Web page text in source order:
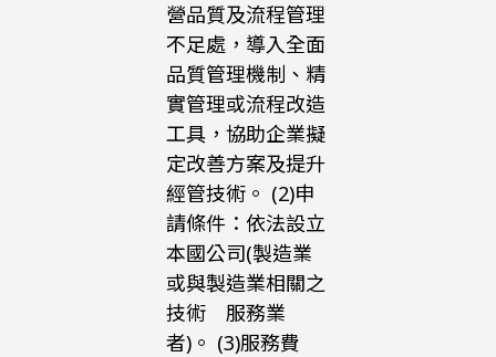
營品質及流程管理
不足處，導入全面
品質管理機制、精
實管理或流程改造
工具，協助企業擬
定改善方案及提升
經管技術。 (2)申
請條件：依法設立
本國公司(製造業
或與製造業相關之
技術 服務業
者)。 (3)服務費